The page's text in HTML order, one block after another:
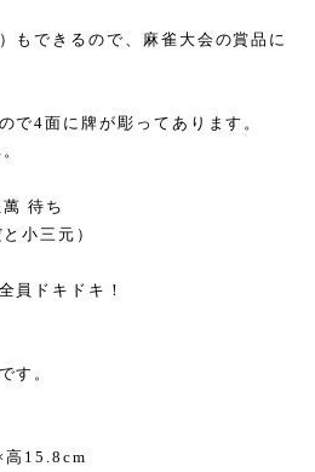
もできるので、麻雀大会の賞品に
で4面に牌が彫ってあります。
待ち
小三元）
員ドキドキ！
す。
高15.8cm